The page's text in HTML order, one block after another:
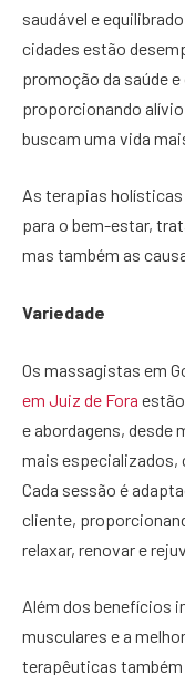
saudável e
cidades estão
promoção da saúde
proporcionando
buscam uma vida
As terapias
para o bem-estar,
mas também as
Variedade
Os massagistas em
em Juiz de Fora
e abordagens, desde
mais especializados,
Cada sessão é
cliente,
relaxar, renovar e
Além dos benefícios
musculares e a
terapêuticas